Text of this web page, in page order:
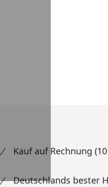
Kauf auf Rechnung
Deutschlands bester